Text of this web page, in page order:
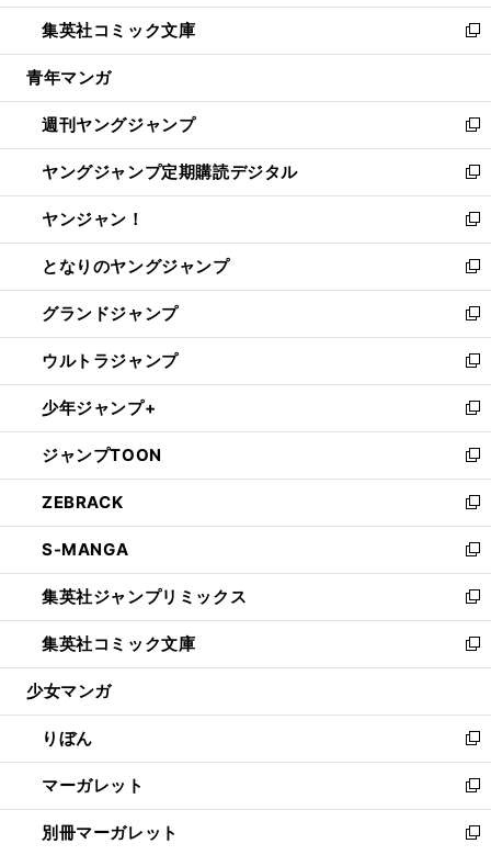
開
く
ウ
で
開
ン
ド
ウ
開
く
ウ
ィ
ン
ウ
で
開
く
し
い
ウ
ン
ド
ウ
で
開
く
集英社コミック文庫
新
し
ウ
ィ
ン
ド
ウ
で
開
く
青年マンガ
週刊ヤングジャンプ
新
し
い
ウ
ィ
ン
ド
ウ
で
開
く
ヤングジャンプ定期購読デジタル
新
し
い
ウ
ィ
ン
ド
ウ
で
開
く
ヤンジャン！
新
し
い
ウ
ィ
ン
ド
ウ
で
開
く
となりのヤングジャンプ
新
し
い
ウ
ィ
ン
ド
ウ
で
開
く
グランドジャンプ
新
し
い
ウ
ィ
ン
ド
ウ
で
開
く
ウルトラジャンプ
新
し
い
ウ
ィ
ン
ド
ウ
で
開
く
少年ジャンプ+
新
し
い
ウ
ィ
ン
ド
ウ
で
開
く
ジャンプTOON
新
し
い
ウ
ィ
ン
ド
ウ
で
開
ZEBRACK
新
し
い
ウ
ィ
ン
ド
ウ
開
く
S-MANGA
新
し
い
ウ
ィ
ン
ウ
で
開
く
集英社ジャンプリミックス
新
し
い
ウ
ン
ド
ウ
で
開
く
集英社コミック文庫
新
し
ウ
ィ
ン
ド
ウ
で
少女マンガ
りぼん
新
し
い
ウ
ィ
マーガレット
新
し
い
別冊マーガレット
新